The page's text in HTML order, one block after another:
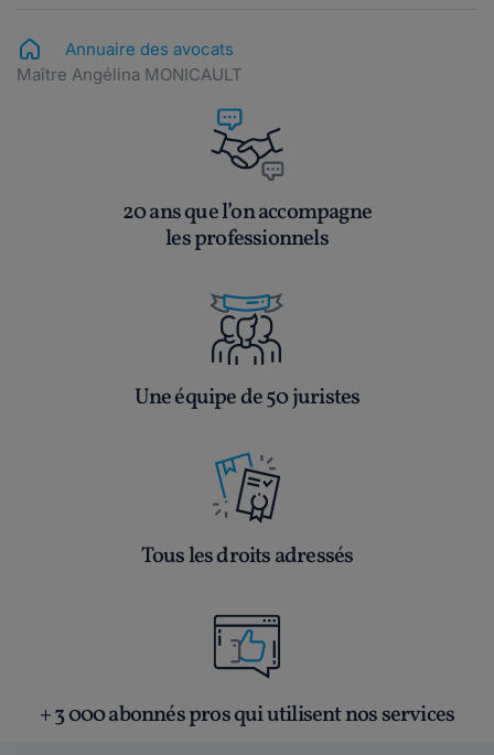
Annuaire des avocats
Maître Angélina MONICAULT
20 ans que l’on accompagne
les professionnels
Une équipe de 50 juristes
Tous les droits adressés
+ 3 000 abonnés pros qui utilisent nos services